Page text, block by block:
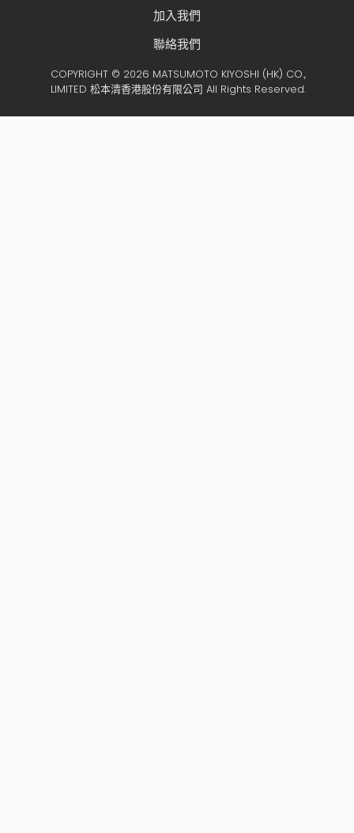
加入我們
聯絡我們
COPYRIGHT © 2026 MATSUMOTO KIYOSHI (HK) CO.,
LIMITED 松本清香港股份有限公司 All Rights Reserved.